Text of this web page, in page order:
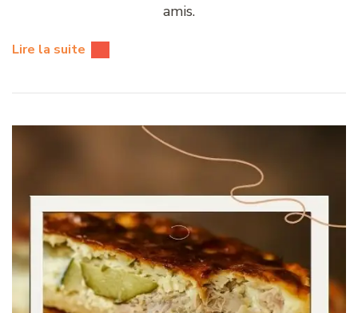
amis.
Lire la suite